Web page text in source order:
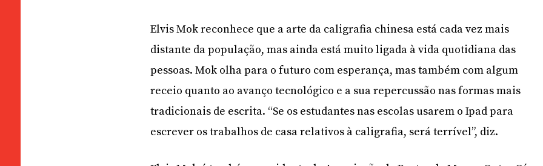
Elvis Mok reconhece que a arte da caligrafia chinesa está cada vez mais
distante da população, mas ainda está muito ligada à vida quotidiana das
pessoas. Mok olha para o futuro com esperança, mas também com algum
receio quanto ao avanço tecnológico e a sua repercussão nas formas mais
tradicionais de escrita. “Se os estudantes nas escolas usarem o Ipad para
escrever os trabalhos de casa relativos à caligrafia, será terrível”, diz.